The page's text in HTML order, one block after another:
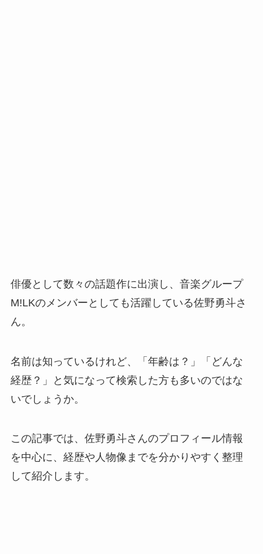
俳優として数々の話題作に出演し、音楽グループ
M!LKのメンバーとしても活躍している佐野勇斗さ
ん。
名前は知っているけれど、「年齢は？」「どんな
経歴？」と気になって検索した方も多いのではな
いでしょうか。
この記事では、佐野勇斗さんのプロフィール情報
を中心に、経歴や人物像までを分かりやすく整理
して紹介します。